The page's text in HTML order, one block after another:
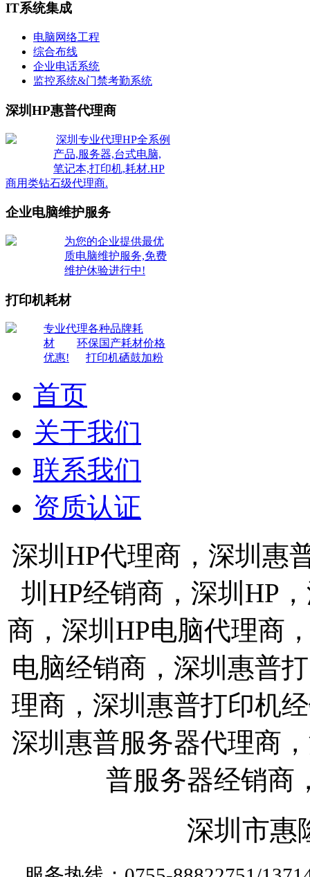
IT系统集成
电脑网络工程
综合布线
企业电话系统
监控系统&门禁考勤系统
深圳HP惠普代理商
深圳专业代理HP全系例
产品,服务器,台式电脑,
笔记本,打印机,耗材.HP
商用类钻石级代理商.
企业电脑维护服务
为您的企业提供最优
质电脑维护服务,免费
维护休验进行中!
打印机耗材
专业代理各种品牌耗
材
环保国产耗材价格
优惠!
打印机硒鼓加粉
首页
关于我们
联系我们
资质认证
深圳HP代理商，深圳惠
圳HP经销商，深圳HP
商，深圳HP电脑代理商
电脑经销商，深圳惠普
理商，深圳惠普打印机
深圳惠普服务器代理商
普服务器经销商
深圳市惠